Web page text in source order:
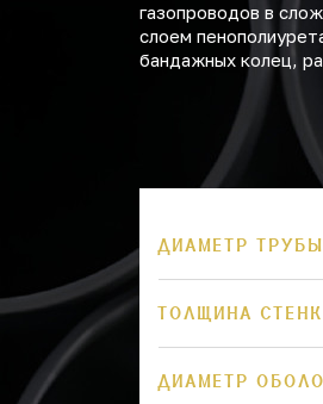
газопроводов в
слоем
бандажных колец,
ДИАМЕТР ТРУБЫ
ТОЛЩИНА
ДИАМЕТР